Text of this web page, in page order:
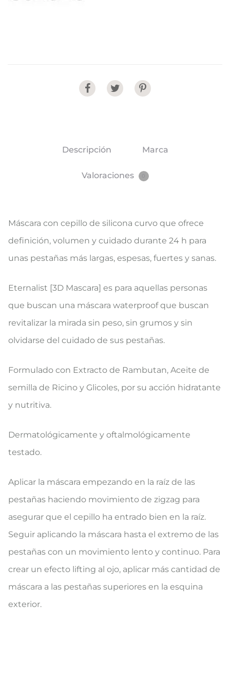
Share
Descripción Marca
Valoraciones
Máscara con cepillo de silicona curvo que ofrece
definición, volumen y cuidado durante 24 h para
unas pestañas más largas, espesas, fuertes y sanas.
Eternalist [3D Mascara] es para aquellas personas
que buscan una máscara waterproof que buscan
revitalizar la mirada sin peso, sin grumos y sin
olvidarse del cuidado de sus pestañas.
Formulado con Extracto de Rambutan, Aceite de
semilla de Ricino y Glicoles, por su acción hidratante
y nutritiva.
Dermatológicamente y oftalmológicamente
testado.
Aplicar la máscara empezando en la raíz de las
pestañas haciendo movimiento de zigzag para
asegurar que el cepillo ha entrado bien en la raíz.
Seguir aplicando la máscara hasta el extremo de las
pestañas con un movimiento lento y continuo. Para
crear un efecto lifting al ojo, aplicar más cantidad de
máscara a las pestañas superiores en la esquina
exterior.